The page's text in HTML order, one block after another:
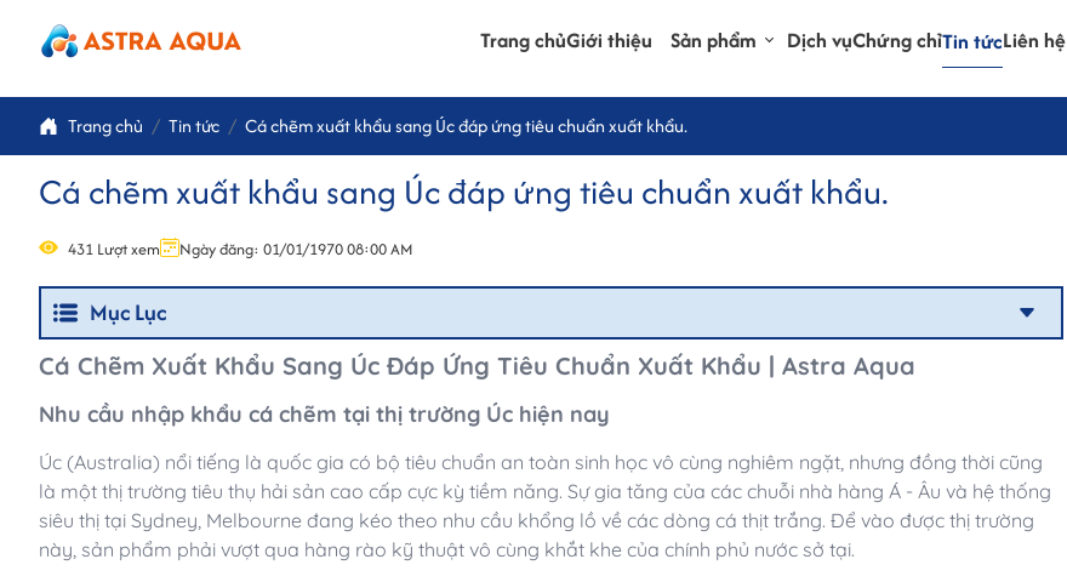
Trang chủGiới thiệu Sản phẩm Dịch vụChứng chỉTin tứcLiên hệ
Trang chủ Tin tức Cá chẽm xuất khẩu sang Úc đáp ứng tiêu chuẩn xuất khẩu.
Cá chẽm xuất khẩu sang Úc đáp ứng tiêu chuẩn xuất khẩu.
431 Lượt xem Ngày đăng: 01/01/1970 08:00 AM
Mục Lục
Cá Chẽm Xuất Khẩu Sang Úc Đáp Ứng Tiêu Chuẩn Xuất Khẩu | Astra Aqua
Nhu cầu nhập khẩu cá chẽm tại thị trường Úc hiện nay
Úc (Australia) nổi tiếng là quốc gia có bộ tiêu chuẩn an toàn sinh học vô cùng nghiêm ngặt, nhưng đồng thời cũng
là một thị trường tiêu thụ hải sản cao cấp cực kỳ tiềm năng. Sự gia tăng của các chuỗi nhà hàng Á - Âu và hệ thống
siêu thị tại Sydney, Melbourne đang kéo theo nhu cầu khổng lồ về các dòng cá thịt trắng. Để vào được thị trường
này, sản phẩm phải vượt qua hàng rào kỹ thuật vô cùng khắt khe của chính phủ nước sở tại.